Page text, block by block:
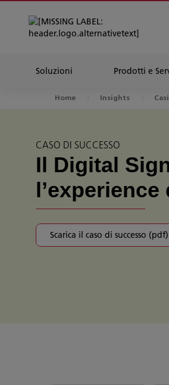
Soluzioni Prodotti e
Home Insights
CASO DI SUCCESSO
Il Digital
Scarica il caso di successo (pdf)